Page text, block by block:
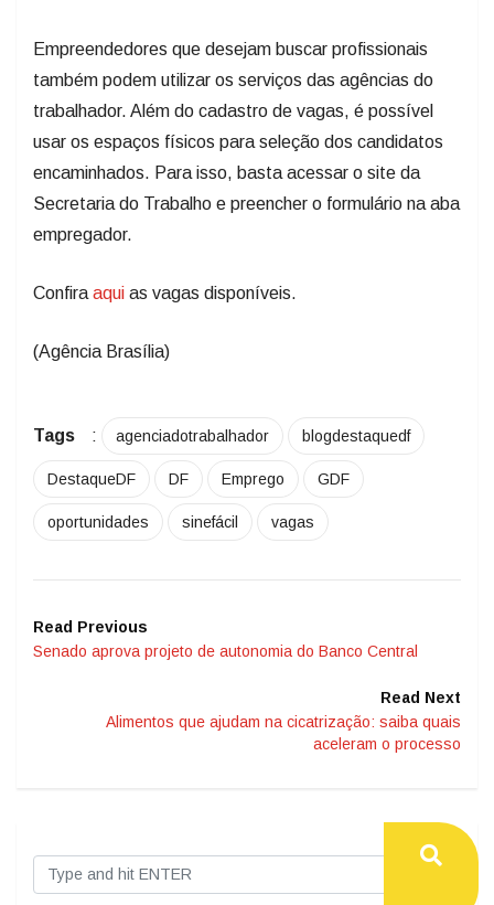
Empreendedores que desejam buscar profissionais
também podem utilizar os serviços das agências do
trabalhador. Além do cadastro de vagas, é possível
usar os espaços físicos para seleção dos candidatos
encaminhados. Para isso, basta acessar o site da
Secretaria do Trabalho e preencher o formulário na aba
empregador.
Confiraaqui as vagas disponíveis.
(Agência Brasília)
Tags : agenciadotrabalhador blogdestaquedf
DestaqueDF DF Emprego GDF
oportunidades sinefácil vagas
Read Previous
Senado aprova projeto de autonomia do Banco Central
Read Next
Alimentos que ajudam na cicatrização: saiba quais
aceleram o processo